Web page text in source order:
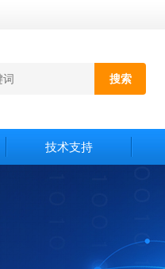
技术支持